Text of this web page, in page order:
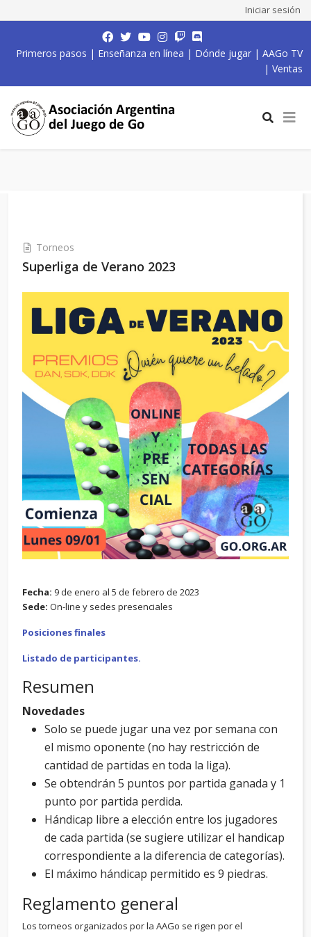
Iniciar sesión
Primeros pasos | Enseñanza en línea | Dónde jugar | AAGo TV
| Ventas
Torneos
Superliga de Verano 2023
Fecha: 9 de enero al 5 de febrero de 2023
Sede: On-line y sedes presenciales
Posiciones finales
Listado de participantes.
Resumen
Novedades
Solo se puede jugar una vez por semana con
el mismo oponente (no hay restricción de
cantidad de partidas en toda la liga).
Se obtendrán 5 puntos por partida ganada y 1
punto por partida perdida.
Hándicap libre a elección entre los jugadores
de cada partida (se sugiere utilizar el handicap
correspondiente a la diferencia de categorías).
El máximo hándicap permitido es 9 piedras.
Reglamento general
Los torneos organizados por la AAGo se rigen por el